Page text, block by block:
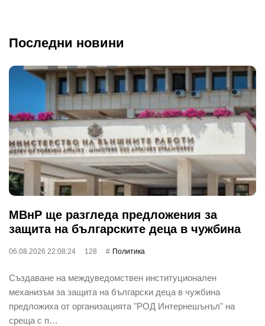
Последни новини
МВнР ще разгледа предложения за
защита на българските деца в чужбина
06.08.2026 22:08:24 128 Политика
Създаване на междуведомствен институционален
механизъм за защита на български деца в чужбина
предложиха от организацията "РОД Интернешънъл" на
среща с п…